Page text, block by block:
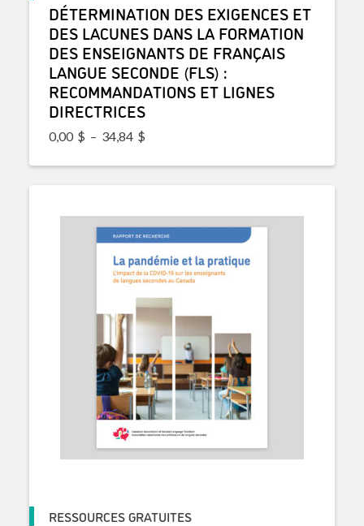
DÉTERMINATION DES EXIGENCES ET
DES LACUNES DANS LA FORMATION
DES ENSEIGNANTS DE FRANÇAIS
LANGUE SECONDE (FLS) :
RECOMMANDATIONS ET LIGNES
DIRECTRICES
0,00 $ – 34,84 $
RESSOURCES GRATUITES